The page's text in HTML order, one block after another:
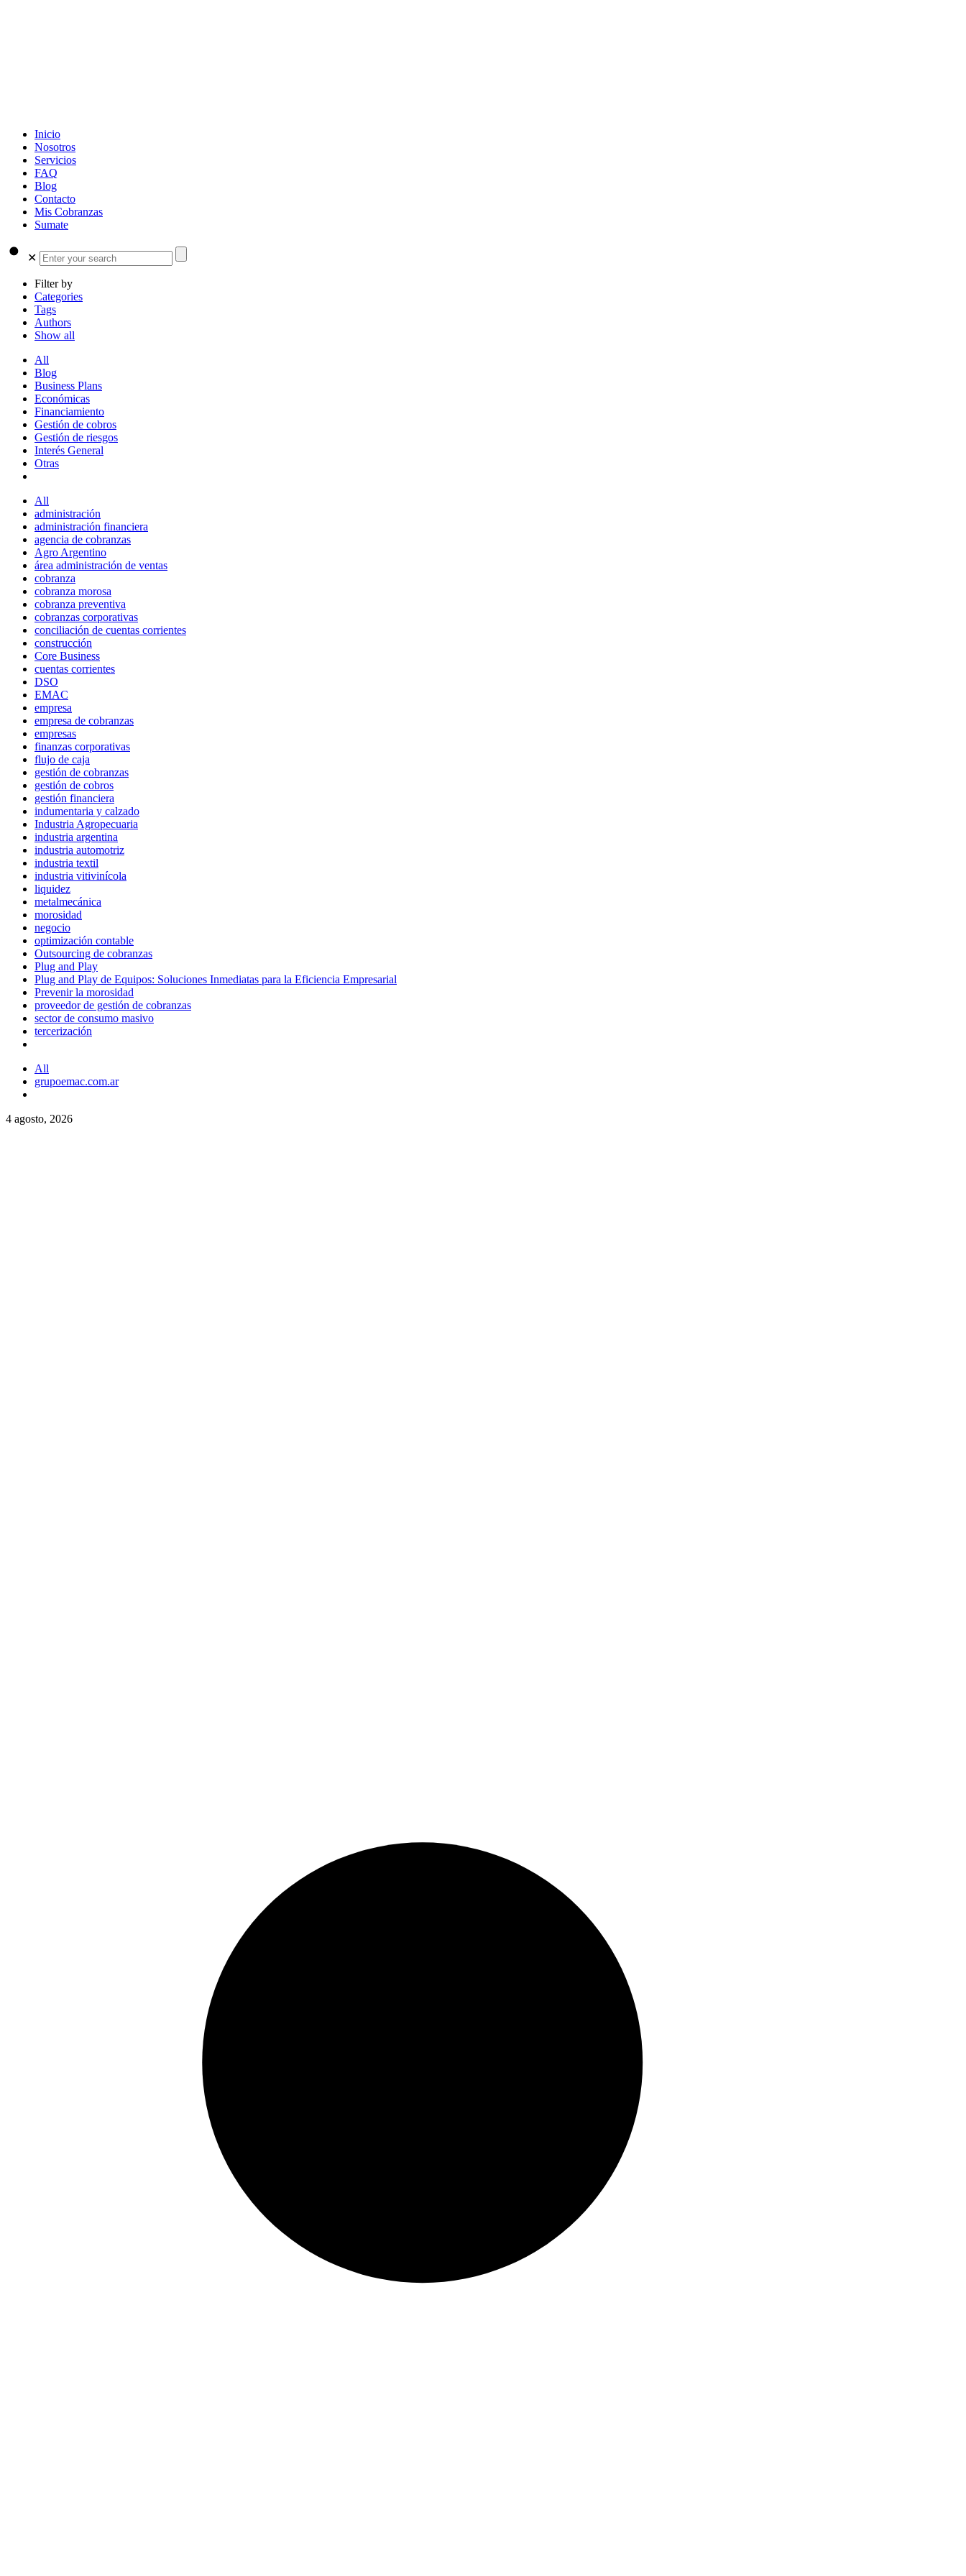
Inicio
Nosotros
Servicios
FAQ
Blog
Contacto
Mis Cobranzas
Sumate
✕
Filter by
Categories
Tags
Authors
Show all
All
Blog
Business Plans
Económicas
Financiamiento
Gestión de cobros
Gestión de riesgos
Interés General
Otras
All
administración
administración financiera
agencia de cobranzas
Agro Argentino
área administración de ventas
cobranza
cobranza morosa
cobranza preventiva
cobranzas corporativas
conciliación de cuentas corrientes
construcción
Core Business
cuentas corrientes
DSO
EMAC
empresa
empresa de cobranzas
empresas
finanzas corporativas
flujo de caja
gestión de cobranzas
gestión de cobros
gestión financiera
indumentaria y calzado
Industria Agropecuaria
industria argentina
industria automotriz
industria textil
industria vitivinícola
liquidez
metalmecánica
morosidad
negocio
optimización contable
Outsourcing de cobranzas
Plug and Play
Plug and Play de Equipos: Soluciones Inmediatas para la Eficiencia Empresarial
Prevenir la morosidad
proveedor de gestión de cobranzas
sector de consumo masivo
tercerización
All
grupoemac.com.ar
4 agosto, 2026